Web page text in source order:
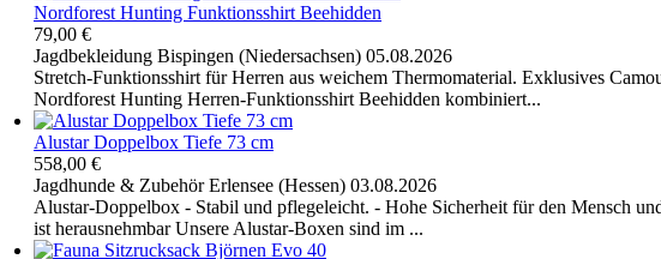
Nordforest Hunting Funktionsshirt Beehidden
79,00 €
Jagdbekleidung Bispingen (Niedersachsen) 05.08.2026
Stretch-Funktionsshirt für Herren aus weichem Thermomaterial. Exklusives
Nordforest Hunting Herren-Funktionsshirt Beehidden kombiniert...
Alustar Doppelbox Tiefe 73 cm
558,00 €
Jagdhunde & Zubehör Erlensee (Hessen) 03.08.2026
Alustar-Doppelbox - Stabil und pflegeleicht. - Hohe Sicherheit für den Mensch
ist herausnehmbar Unsere Alustar-Boxen sind im ...